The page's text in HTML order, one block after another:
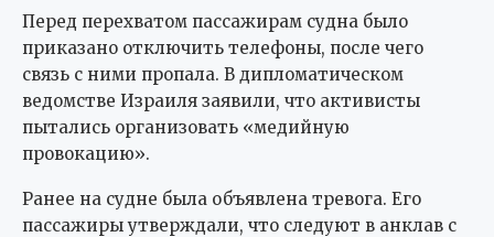
Перед перехватом пассажирам судна было
приказано отключить телефоны, после чего
связь с ними пропала. В дипломатическом
ведомстве Израиля заявили, что активисты
пытались организовать «медийную
провокацию».
Ранее на судне была объявлена тревога. Его
пассажиры утверждали, что следуют в анклав с